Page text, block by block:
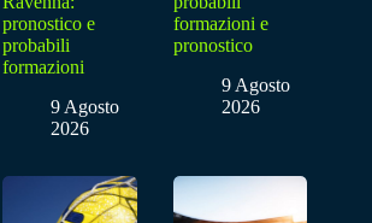
pronostico e
probabili
formazioni
9 Agosto
2026
formazioni e
pronostico
9 Agosto
2026